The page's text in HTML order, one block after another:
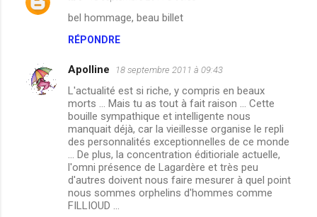
bel hommage, beau billet
RÉPONDRE
Apolline 18 septembre 2011 à 09:43
L'actualité est si riche, y compris en beaux
morts ... Mais tu as tout à fait raison ... Cette
bouille sympathique et intelligente nous
manquait déjà, car la vieillesse organise le repli
des personnalités exceptionnelles de ce monde
... De plus, la concentration éditioriale actuelle,
l'omni présence de Lagardère et très peu
d'autres doivent nous faire mesurer à quel point
nous sommes orphelins d'hommes comme
FILLIOUD ...